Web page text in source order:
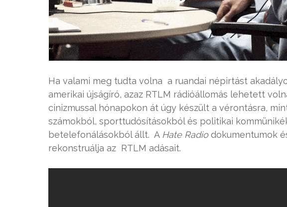
Ha valami meg tudta volna a ruandai népirtást
amerikai újságíró, azaz RTLM rádióállomás lehetett
cinizmussal hónapokon át úgy készült a vérontásra,
számokból, sporttudósításokból és politikai
betelefonálásokból állt. A Hate Radiodokumentumok
rekonstruálja az RTLM adásait.